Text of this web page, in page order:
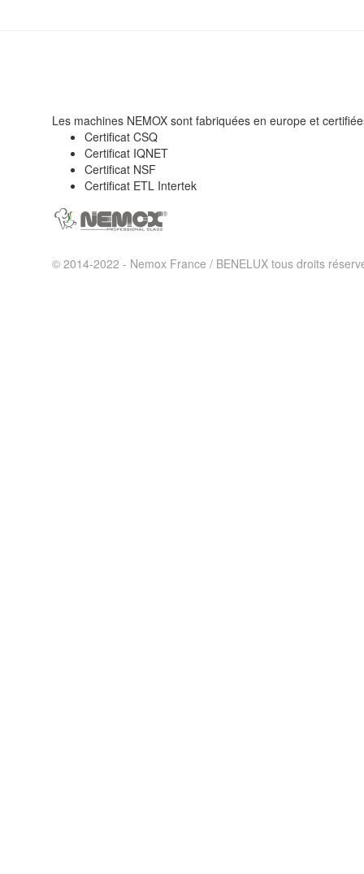
Les machines NEMOX sont fabriquées en europe et
Certificat CSQ
Certificat IQNET
Certificat NSF
Certificat ETL Intertek
© 2014-2022 - Nemox France / BENELUX tous droits